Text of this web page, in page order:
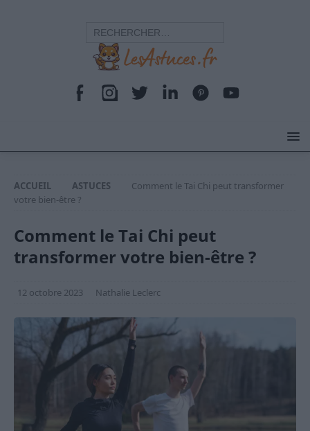
ACCUEIL ASTUCES
Comment le Tai Chi peut transformer
votre bien-être ?
Comment le Tai Chi peut
transformer votre bien-être ?
12 octobre 2023 Nathalie Leclerc